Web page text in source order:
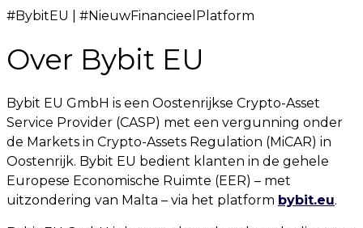
#BybitEU | #NieuwFinancieelPlatform
Over Bybit EU
Bybit EU GmbH is een Oostenrijkse Crypto-Asset
Service Provider (CASP) met een vergunning onder
de Markets in Crypto-Assets Regulation (MiCAR) in
Oostenrijk. Bybit EU bedient klanten in de gehele
Europese Economische Ruimte (EER) – met
uitzondering van Malta – via het platform bybit.eu.